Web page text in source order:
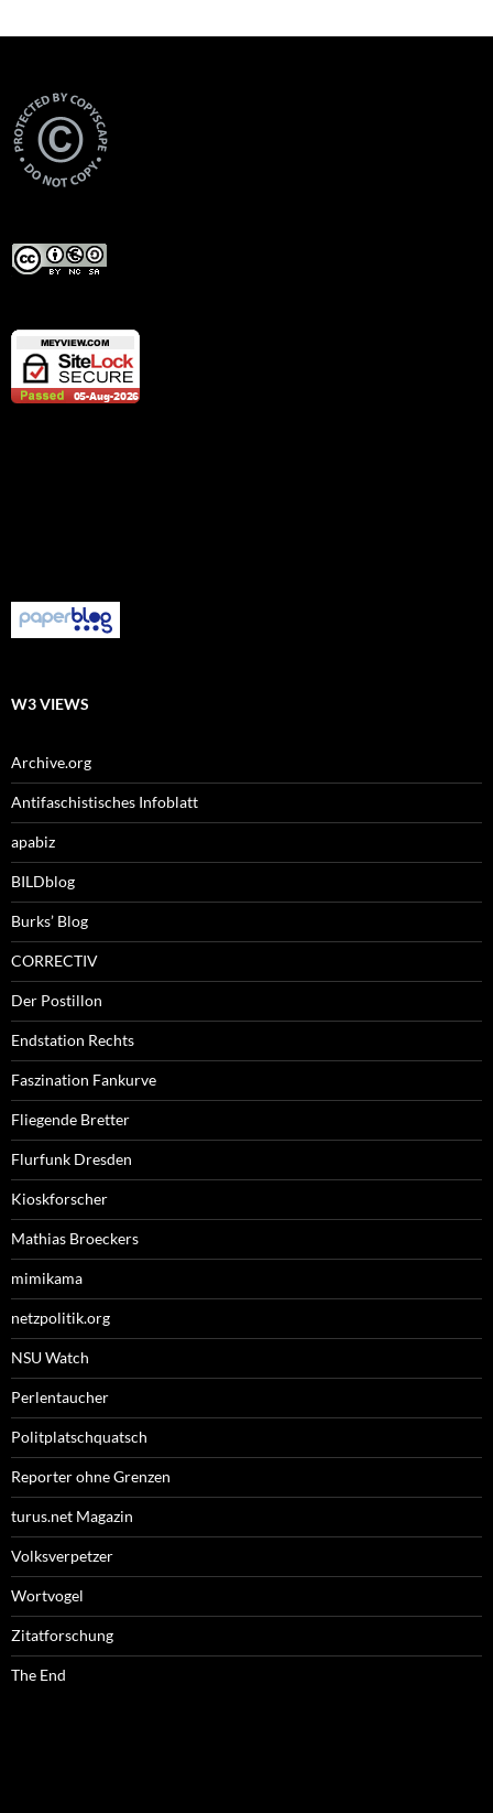
W3 VIEWS
Archive.org
Antifaschistisches Infoblatt
apabiz
BILDblog
Burks’ Blog
CORRECTIV
Der Postillon
Endstation Rechts
Faszination Fankurve
Fliegende Bretter
Flurfunk Dresden
Kioskforscher
Mathias Broeckers
mimikama
netzpolitik.org
NSU Watch
Perlentaucher
Politplatschquatsch
Reporter ohne Grenzen
turus.net Magazin
Volksverpetzer
Wortvogel
Zitatforschung
The End